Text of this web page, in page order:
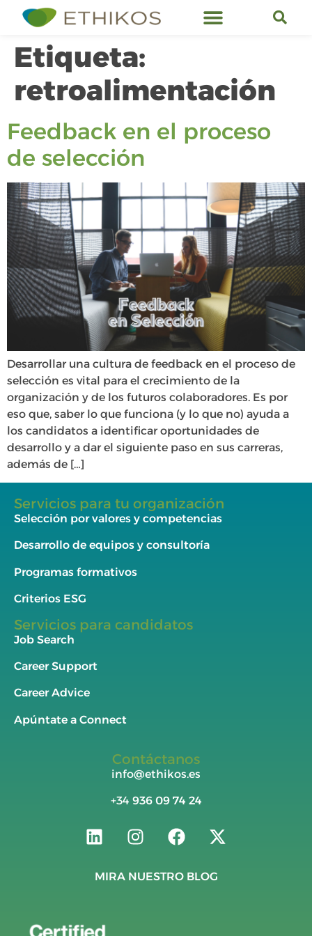
Etiqueta:
retroalimentación
Feedback en el proceso
de selección
Desarrollar una cultura de feedback en el proceso de
selección es vital para el crecimiento de la
organización y de los futuros colaboradores. Es por
eso que, saber lo que funciona (y lo que no) ayuda a
los candidatos a identificar oportunidades de
desarrollo y a dar el siguiente paso en sus carreras,
además de […]
Servicios para tu organización
Selección por valores y competencias
Desarrollo de equipos y consultoría
Programas formativos
Criterios ESG
Servicios para candidatos
Job Search
Career Support
Career Advice
Apúntate a Connect
Contáctanos
info@ethikos.es
+34 936 09 74 24
MIRA NUESTRO BLOG